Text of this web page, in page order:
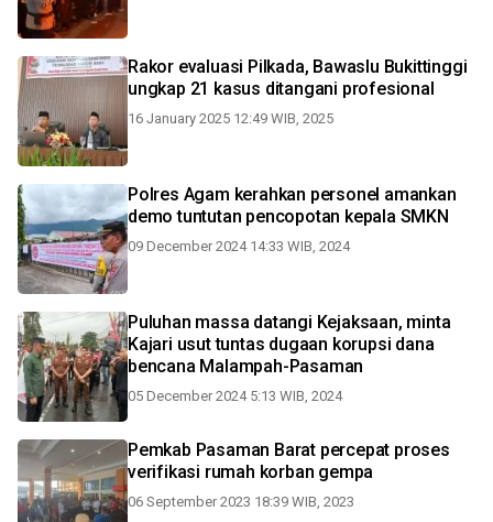
Rakor evaluasi Pilkada, Bawaslu Bukittinggi
ungkap 21 kasus ditangani profesional
16 January 2025 12:49 WIB, 2025
Polres Agam kerahkan personel amankan
demo tuntutan pencopotan kepala SMKN
09 December 2024 14:33 WIB, 2024
Puluhan massa datangi Kejaksaan, minta
Kajari usut tuntas dugaan korupsi dana
bencana Malampah-Pasaman
05 December 2024 5:13 WIB, 2024
Pemkab Pasaman Barat percepat proses
verifikasi rumah korban gempa
06 September 2023 18:39 WIB, 2023